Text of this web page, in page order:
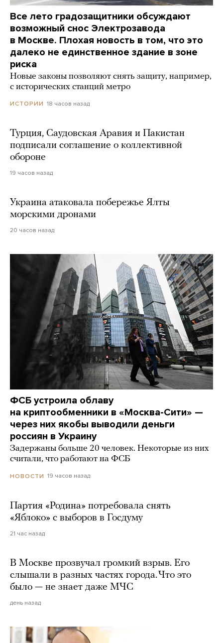
Все лето градозащитники обсуждают
возможный снос Электрозавода
в Москве. Плохая новость в том, что это
далеко не единственное здание в зоне
риска
Новые законы позволяют снять защиту, например,
с исторических станций метро
ИСТОРИИ 18 часов назад
Турция, Саудовская Аравия и Пакистан
подписали соглашение о коллективной
обороне
19 часов назад
Украина атаковала побережье Ялты
морскими дронами
20 часов назад
ФСБ устроила облаву
на криптообменники в «Москва-Сити» —
через них якобы выводили деньги
россиян в Украину
Задержаны больше 20 человек. Некоторые из них
считали, что работают на ФСБ
НОВОСТИ 19 часов назад
Партия «Родина» потребовала снять
«Яблоко» с выборов в Госдуму
21 час назад
В Москве прозвучал громкий взрыв. Его
слышали в разных частях города. Что это
было — не знает даже МЧС
день назад